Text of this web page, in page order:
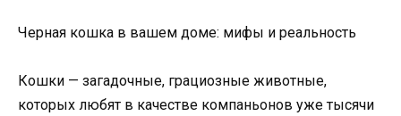
Черная кошка в вашем доме: мифы и реальность
Кошки — загадочные, грациозные животные,
которых любят в качестве компаньонов уже тысячи